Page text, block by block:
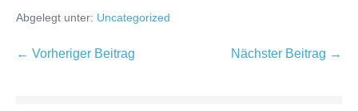
Abgelegt unter: Uncategorized
Beitragsnavigation
← Vorheriger Beitrag Nächster Beitrag →